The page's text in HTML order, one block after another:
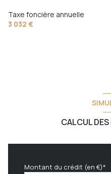
Taxe foncière annuelle
3 032 €
CALCUL
Montant du crédit (en €)*